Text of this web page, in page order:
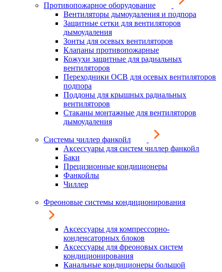
Противопожарное оборудование
Вентиляторы дымоудаления и подпора
Защитные сетки для вентиляторов
дымоудаления
Зонты для осевых вентиляторов
Клапаны противопожарные
Кожухи защитные для радиальных
вентиляторов
Переходники ОСВ для осевых вентиляторов
подпора
Поддоны для крышных радиальных
вентиляторов
Стаканы монтажные для вентиляторов
дымоудаления
Системы чиллер фанкойл
Аксессуары для систем чиллер фанкойл
Баки
Прецизионные кондиционеры
Фанкойлы
Чиллер
Фреоновые системы кондиционирования
Аксессуары для компрессорно-
конденсаторных блоков
Аксессуары для фреоновых систем
кондиционирования
Канальные кондиционеры большой